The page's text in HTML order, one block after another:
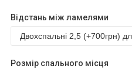
Відстань між ламелями
Розмір спального місця